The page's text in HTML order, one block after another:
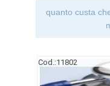
quanto custa
Cod.:11802